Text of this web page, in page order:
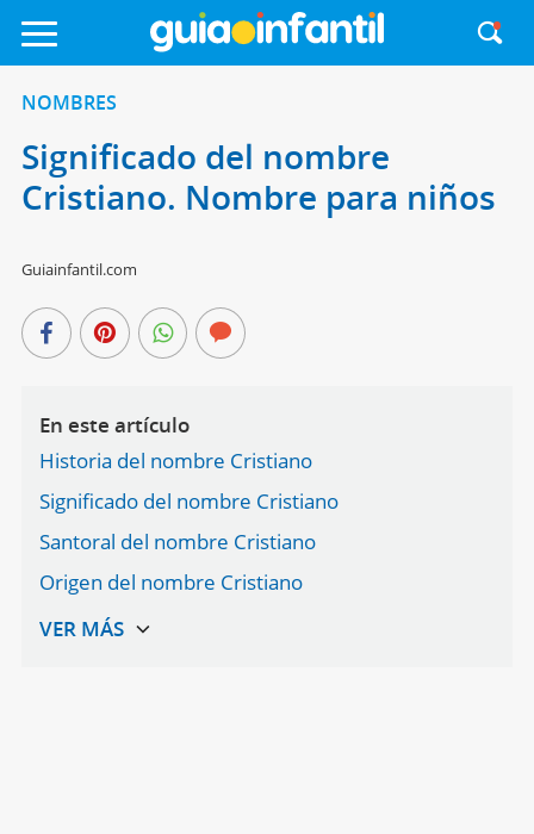
NOMBRES
Significado del nombre
Cristiano. Nombre para niños
Guiainfantil.com
En este artículo
Historia del nombre Cristiano
Significado del nombre Cristiano
Santoral del nombre Cristiano
Origen del nombre Cristiano